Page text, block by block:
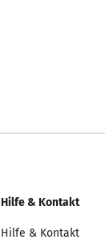
Hilfe & Kontakt
Hilfe & Kontakt